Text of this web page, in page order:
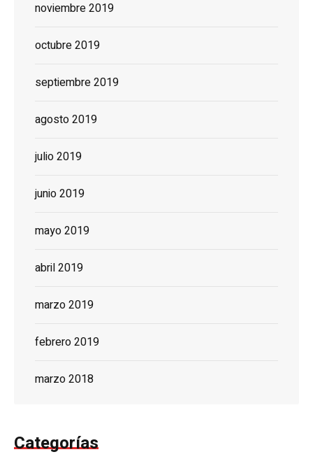
noviembre 2019
octubre 2019
septiembre 2019
agosto 2019
julio 2019
junio 2019
mayo 2019
abril 2019
marzo 2019
febrero 2019
marzo 2018
Categorías